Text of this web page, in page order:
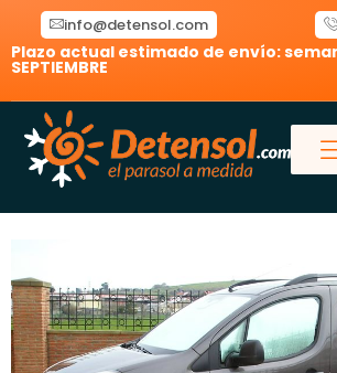
contenido
info@detensol.com
Plazo actual estimado de envío:
SEPTIEMBRE